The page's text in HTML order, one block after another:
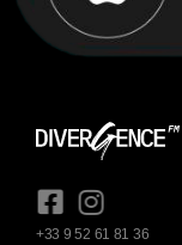
+33 9 52 61 81 36